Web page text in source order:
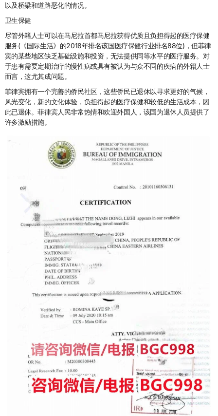
以及桥梁和道路恶化的情况。
卫生保健
尽管外籍人士可以在马尼拉首都马尼拉获得优质且负担得起的医疗保健
服务(《国际生活》的2018年排名该国医疗保健行业排名88位)，但菲律
宾的某些地区缺乏基础设施和投资，无法提供同等水平的医疗服务。对
于患有需要定期治疗的慢性病或具有被认为与众不同的疾病的外籍人士
而言，这尤其成问题。
菲律宾拥有一个完善的侨民社区，这些侨民已退休以寻求更好的气候，
风光变化，新的文化体验，负担得起的医疗保健和较低的生活成本，因
此已退休。菲律宾人民非常热情和欢迎外国人，该国为退休人员提供了
许多激励措施。